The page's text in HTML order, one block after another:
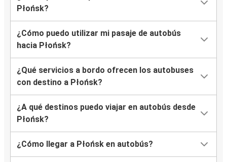
Płońsk?
¿Cómo puedo utilizar mi pasaje de autobús
hacia Płońsk?
¿Qué servicios a bordo ofrecen los autobuses
con destino a Płońsk?
¿A qué destinos puedo viajar en autobús desde
Płońsk?
¿Cómo llegar a Płońsk en autobús?